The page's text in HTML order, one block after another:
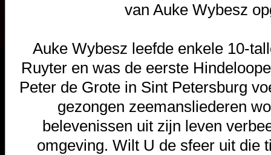
van Auke Wybesz
Auke Wybesz leefde enkele 10-
Ruyter en was de eerste
Peter de Grote in Sint Petersburg
gezongen zeemansliederen
belevenissen uit zijn leven
omgeving. Wilt U de sfeer uit die